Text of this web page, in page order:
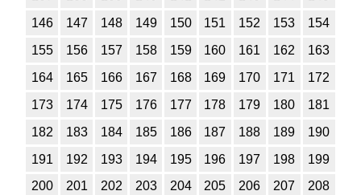
146
147 148 149 150 151 152 153
154
155
156 157 158 159 160 161 162
163
164
165 166 167 168 169 170 171
172
173
174 175 176 177 178 179 180
181
182
183 184 185 186 187 188 189
190
191
192 193 194 195 196 197 198
199
200
201 202 203 204 205 206 207
208